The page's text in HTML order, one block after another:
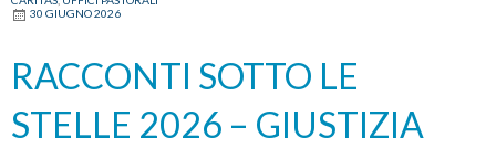
30 GIUGNO 2026
RACCONTI SOTTO LE
STELLE 2026 – GIUSTIZIA